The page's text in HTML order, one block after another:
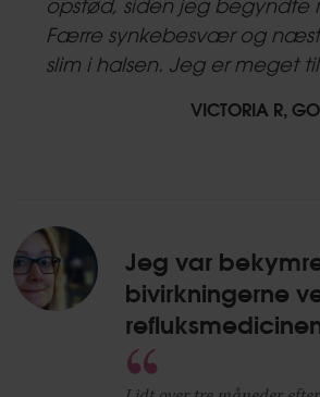
opstød, siden jeg begyndte
Færre synkebesvær og
slim i halsen. Jeg er meget
VICTORIA R,
Jeg var
bivirkningerne